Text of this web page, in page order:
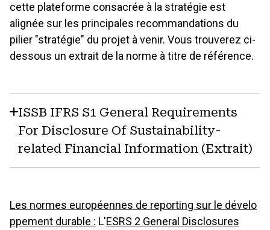
cette plateforme consacrée à la stratégie est
alignée sur les principales recommandations du
pilier "stratégie" du projet à venir. Vous trouverez ci-
dessous un extrait de la norme à titre de référence.
ISSB IFRS S1 General Requirements
For Disclosure Of Sustainability-
related Financial Information (Extrait)
Les normes européennes de reporting sur le dévelo
ppement durable : L'ESRS 2 General Disclosures